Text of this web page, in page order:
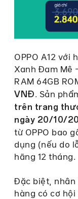
OPPO A12 với
Xanh Đam Mê
RAM 64GB
VNĐ. Sản
trên trang
ngày 20/10/
từ OPPO bao
dụng (nếu do
hãng 12 tháng.
Đặc biệt, nhân
hàng có cơ hội